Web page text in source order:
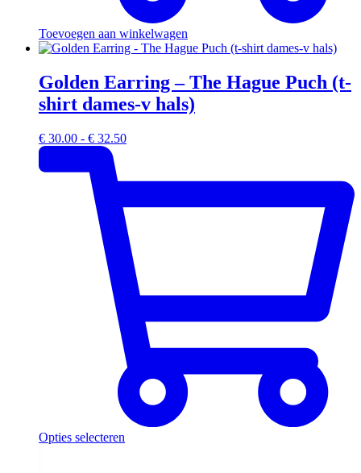
Toevoegen aan winkelwagen
Golden Earring – The Hague Puch (t-
shirt dames-v hals)
€ 30.00 - € 32.50Prijsklasse:
€ 32.50
Opties selecteren